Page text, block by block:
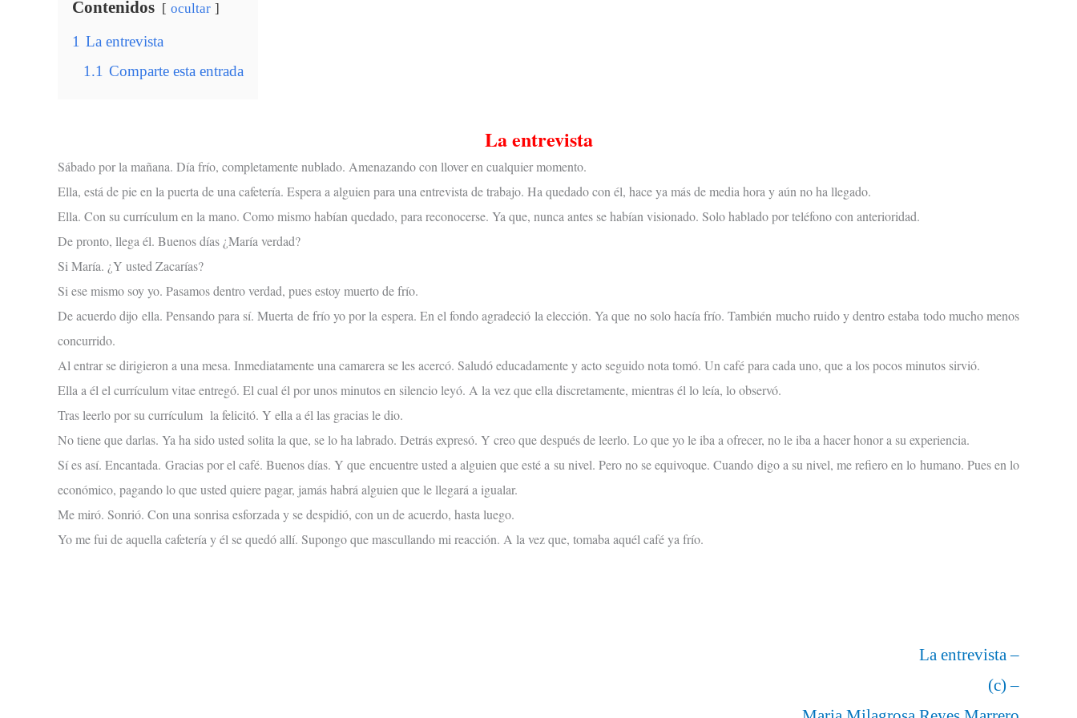
Contenidos ocultar
1 La entrevista
1.1 Comparte esta entrada
La entrevista
Sábado por la mañana. Día frío, completamente nublado. Amenazando con llover en cualquier momento.
Ella, está de pie en la puerta de una cafetería. Espera a alguien para una entrevista de trabajo. Ha quedado con él, hace ya más de media hora y aún no ha llegado.
Ella. Con su currículum en la mano. Como mismo habían quedado, para reconocerse. Ya que, nunca antes se habían visionado. Solo hablado por teléfono con anterioridad.
De pronto, llega él. Buenos días ¿María verdad?
Si María. ¿Y usted Zacarías?
Si ese mismo soy yo. Pasamos dentro verdad, pues estoy muerto de frío.
De acuerdo dijo ella. Pensando para sí. Muerta de frío yo por la espera. En el fondo agradeció la elección. Ya que no solo hacía frío. También mucho ruido y dentro estaba todo mucho menos
concurrido.
Al entrar se dirigieron a una mesa. Inmediatamente una camarera se les acercó. Saludó educadamente y acto seguido nota tomó. Un café para cada uno, que a los pocos minutos sirvió.
Ella a él el currículum vitae entregó. El cual él por unos minutos en silencio leyó. A la vez que ella discretamente, mientras él lo leía, lo observó.
Tras leerlo por su currículum la felicitó. Y ella a él las gracias le dio.
No tiene que darlas. Ya ha sido usted solita la que, se lo ha labrado. Detrás expresó. Y creo que después de leerlo. Lo que yo le iba a ofrecer, no le iba a hacer honor a su experiencia.
Sí es así. Encantada. Gracias por el café. Buenos días. Y que encuentre usted a alguien que esté a su nivel. Pero no se equivoque. Cuando digo a su nivel, me refiero en lo humano. Pues en lo
económico, pagando lo que usted quiere pagar, jamás habrá alguien que le llegará a igualar.
Me miró. Sonrió. Con una sonrisa esforzada y se despidió, con un de acuerdo, hasta luego.
Yo me fui de aquella cafetería y él se quedó allí. Supongo que mascullando mi reacción. A la vez que, tomaba aquél café ya frío.
La entrevista –
(c) –